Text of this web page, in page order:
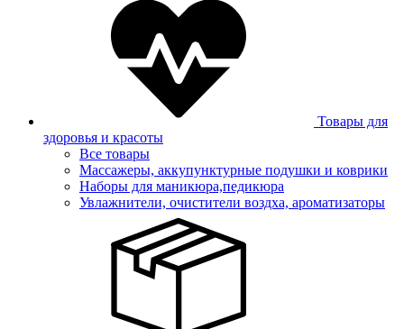
Товары для
здоровья и красоты
Все товары
Массажеры, аккупунктурные подушки и коврики
Наборы для маникюра,педикюра
Увлажнители, очистители воздха, ароматизаторы